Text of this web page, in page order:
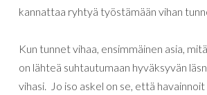
kannattaa ryhtyä työstämään vihan
Kun tunnetvihaa, ensimmäinen asia, mitä
on lähteä suhtautumaan hyväksyvän
vihasi. Jo iso askel on se, että havainnoit